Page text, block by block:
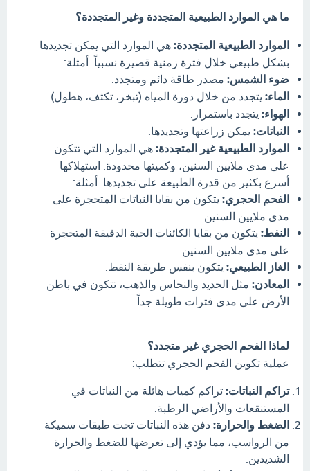
ما هي الموارد الطبيعية المتجددة وغير المتجددة؟
الموارد الطبيعية المتجددة: هي الموارد التي يمكن تجديدها
بشكل طبيعي خلال فترة زمنية قصيرة نسبياً. أمثلة:
ضوء الشمس: مصدر طاقة دائم ومتجدد.
الماء: يتجدد من خلال دورة المياه (تبخر، تكثف، هطول).
الهواء: يتجدد باستمرار.
النباتات: يمكن زراعتها وتجديدها.
الموارد الطبيعية غير المتجددة: هي الموارد التي تتكون
على مدى ملايين السنين، وكميتها محدودة. استهلاكها
أسرع بكثير من قدرة الطبيعة على تجديدها. أمثلة:
الفحم الحجري: يتكون من بقايا النباتات المتحجرة على
مدى ملايين السنين.
النفط: يتكون من بقايا الكائنات الحية الدقيقة المتحجرة
على مدى ملايين السنين.
الغاز الطبيعي: يتكون بنفس طريقة النفط.
المعادن: مثل الحديد والنحاس والذهب، تتكون في باطن
الأرض على مدى فترات طويلة جداً.
لماذا الفحم الحجري غير متجدد؟
عملية تكوين الفحم الحجري تتطلب:
تراكم النباتات: تراكم كميات هائلة من النباتات في
المستنقعات والأراضي الرطبة.
الضغط والحرارة: دفن هذه النباتات تحت طبقات سميكة
من الرواسب، مما يؤدي إلى تعرضها للضغط والحرارة
الشديدين.